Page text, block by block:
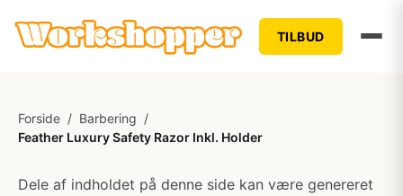
TILBUD
Forside / Barbering /
Feather Luxury Safety Razor Inkl. Holder
Dele af indholdet på denne side kan være genereret